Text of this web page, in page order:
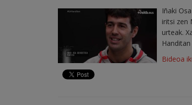
Iñaki
iritsi zen
urteak.
Bideoa